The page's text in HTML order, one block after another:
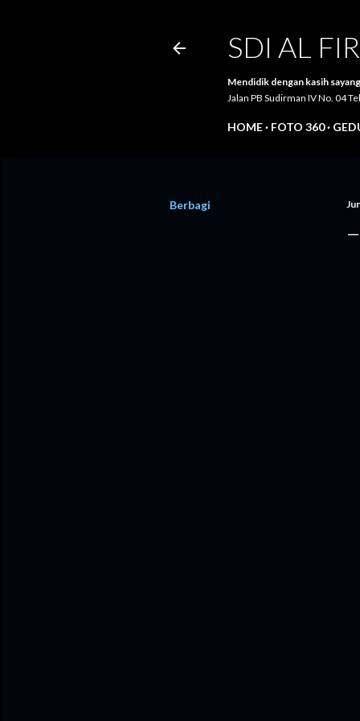
SDI AL
Mendidik dengan kasih
Jalan PB Sudirman IV No. 04
HOME FOTO 360
Berbagi